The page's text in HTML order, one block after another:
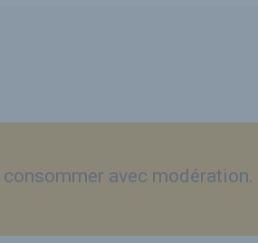
consommer avec modération.